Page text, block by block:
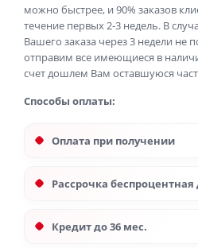
можно быстрее, и 90% заказов
течение первых 2-3 недель. В
Вашего заказа через 3 недели не
отправим все имеющиеся в
счет дошлем Вам оставшуюся
Способы оплаты:
Оплата при получении
Рассрочка беспроцентная
Кредит до 36 мес.